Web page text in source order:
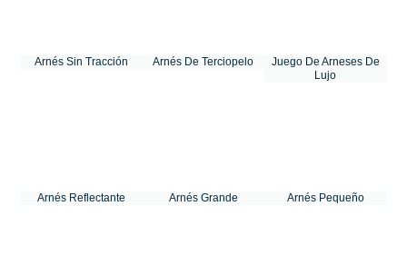
Arnés Sin Tracción Arnés De Terciopelo
Juego De Arneses De
Lujo
Arnés Reflectante Arnés Grande Arnés Pequeño